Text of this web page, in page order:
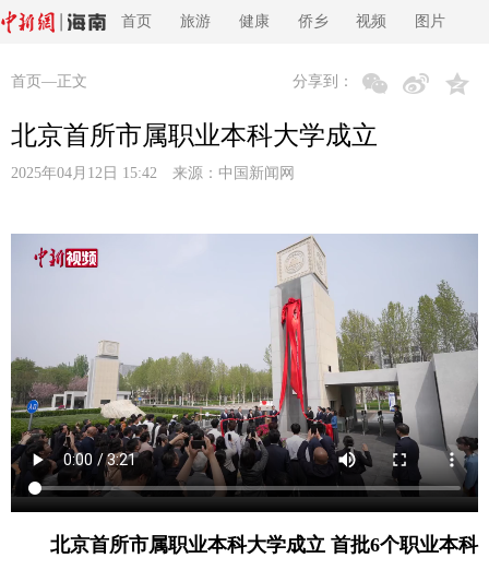
首页 旅游 健康 侨乡 视频 图片
首页 —正文 分享到：
北京首所市属职业本科大学成立
2025年04月12日 15:42 来源： 中国新闻网
北京首所市属职业本科大学成立 首批6个职业本科